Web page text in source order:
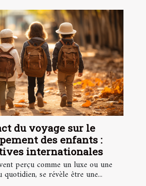
du voyage sur le
des enfants :
internationales
perçu comme un luxe ou une
quotidien, se révèle être une...